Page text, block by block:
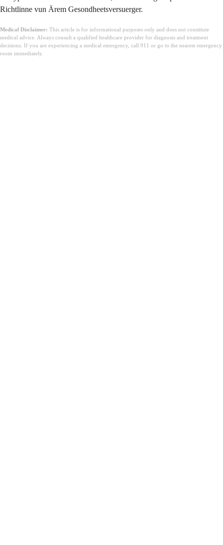
Richtlinne vun Ärem Gesondheetsversuerger.
Medical Disclaimer: This article is for informational purposes only and does not constitute
medical advice. Always consult a qualified healthcare provider for diagnosis and treatment
decisions. If you are experiencing a medical emergency, call 911 or go to the nearest emergency
room immediately.